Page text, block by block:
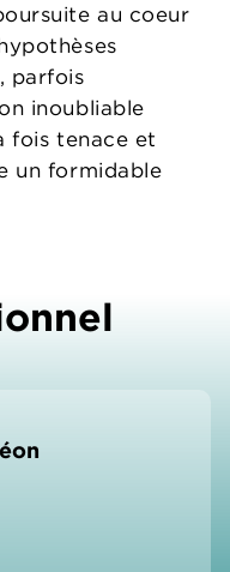
au coeur
parfois
inoubliable
fois tenace et
un formidable